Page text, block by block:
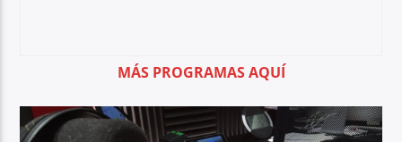
MÁS PROGRAMAS AQUÍ